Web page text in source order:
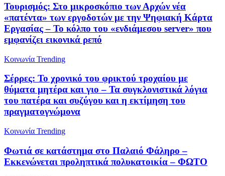
Τουρισμός: Στο μικροσκόπιο των Αρχών νέα
«πατέντα» των εργοδοτών με την Ψηφιακή Κάρτα
Εργασίας – Το κόλπο του «ενδιάμεσου server» που
εμφανίζει εικονικά ρεπό
Κοινωνία Trending
Σέρρες: Το χρονικό του φρικτού τροχαίου με
θύματα μητέρα και γιο – Τα συγκλονιστικά λόγια
του πατέρα και συζύγου και η εκτίμηση του
πραγματογνώμονα
Κοινωνία Trending
Φωτιά σε κατάστημα στο Παλαιό Φάληρο –
Εκκενώνεται προληπτικά πολυκατοικία – ΦΩΤΟ